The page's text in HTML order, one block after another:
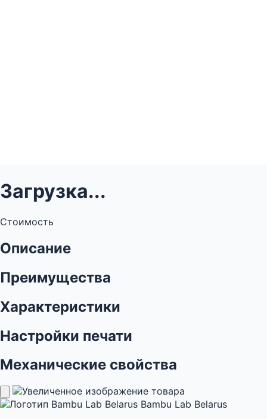
Загрузка...
Стоимость
Описание
Преимущества
Характеристики
Настройки печати
Механические свойства
Bambu Lab Belarus